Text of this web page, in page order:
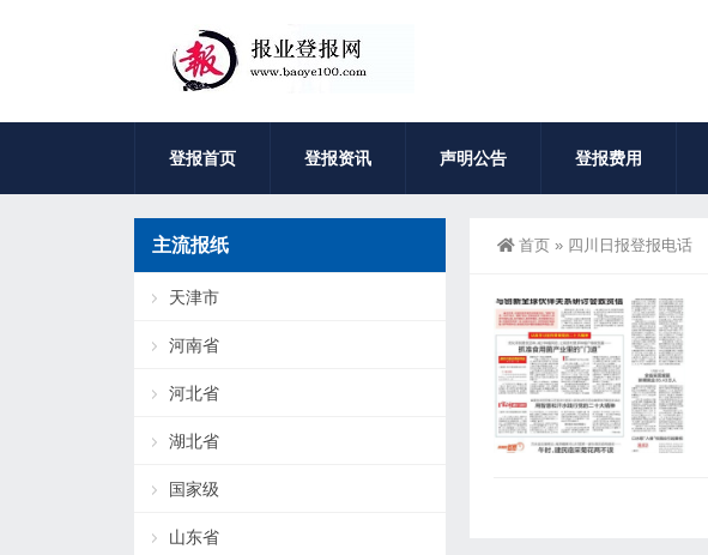
登报首页 登报资讯 声明公告 登报费用
首页 » 四川日报登报电话
主流报纸
天津市
河南省
河北省
湖北省
国家级
山东省